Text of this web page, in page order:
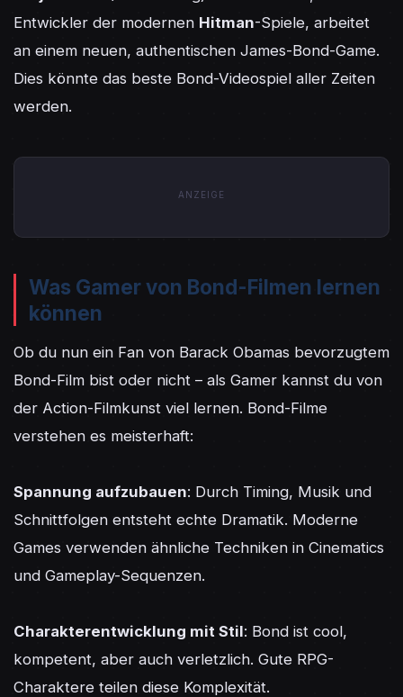
Entwickler der modernen Hitman-Spiele, arbeitet
an einem neuen, authentischen James-Bond-Game.
Dies könnte das beste Bond-Videospiel aller Zeiten
werden.
ANZEIGE
Was Gamer von Bond-Filmen lernen
können
Ob du nun ein Fan von Barack Obamas bevorzugtem
Bond-Film bist oder nicht – als Gamer kannst du von
der Action-Filmkunst viel lernen. Bond-Filme
verstehen es meisterhaft:
Spannung aufzubauen: Durch Timing, Musik und
Schnittfolgen entsteht echte Dramatik. Moderne
Games verwenden ähnliche Techniken in Cinematics
und Gameplay-Sequenzen.
Charakterentwicklung mit Stil: Bond ist cool,
kompetent, aber auch verletzlich. Gute RPG-
Charaktere teilen diese Komplexität.